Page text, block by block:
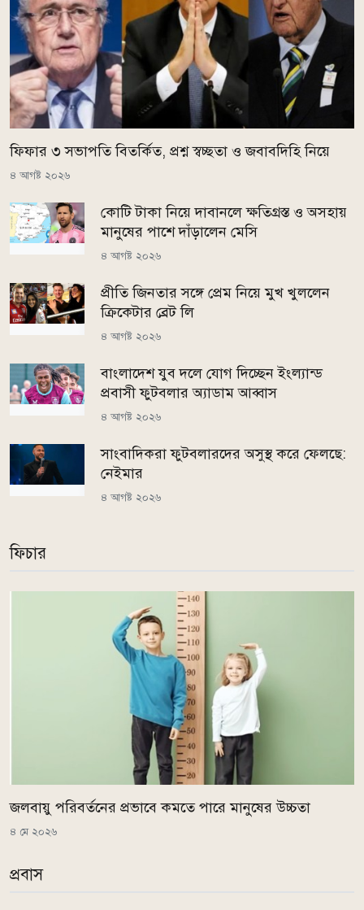
ফিফার ৩ সভাপতি বিতর্কিত, প্রশ্ন স্বচ্ছতা ও জবাবদিহি নিয়ে
৪ আগষ্ট ২০২৬
কোটি টাকা নিয়ে দাবানলে ক্ষতিগ্রস্ত ও অসহায়
মানুষের পাশে দাঁড়ালেন মেসি
৪ আগষ্ট ২০২৬
প্রীতি জিনতার সঙ্গে প্রেম নিয়ে মুখ খুললেন
ক্রিকেটার ব্রেট লি
৪ আগষ্ট ২০২৬
বাংলাদেশ যুব দলে যোগ দিচ্ছেন ইংল্যান্ড
প্রবাসী ফুটবলার অ্যাডাম আব্বাস
৪ আগষ্ট ২০২৬
সাংবাদিকরা ফুটবলারদের অসুস্থ করে ফেলছে:
নেইমার
৪ আগষ্ট ২০২৬
ফিচার
জলবায়ু পরিবর্তনের প্রভাবে কমতে পারে মানুষের উচ্চতা
৪ মে ২০২৬
প্রবাস